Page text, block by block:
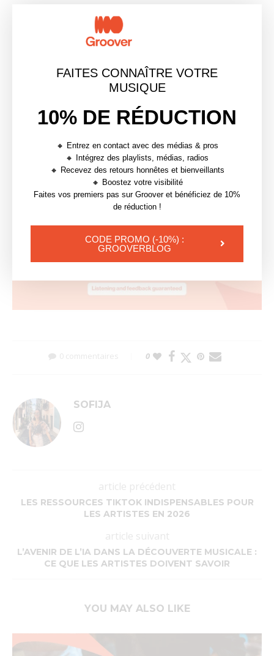
une passerelle majeure entre artistes et auditeurs.
Pour les artistes indépendants en particulier, cela
une couverture presse ne sert plus seulement à
gagner en crédibilité ou en exposition — il s’agit aussi
créer les données qui influencent la manière
recommandent votre musique. Et des plateformes
comme Groover offrent l’un des moyens les plus
directs de générer cette visibilité.
Alors, envoyez votre musique dès maintenant sur
Groover🚀
0 commentaires 0
SOFIJA
article précédent
LES RESSOURCES TIKTOK INDISPENSABLES POUR
LES ARTISTES EN 2026
article suivant
L’AVENIR DE L’IA DANS LA DÉCOUVERTE MUSICALE :
CE QUE LES ARTISTES DOIVENT SAVOIR
YOU MAY ALSO LIKE
FAITES CONNAÎTRE VOTRE
MUSIQUE
10% DE RÉDUCTION
🔸 Entrez en contact avec des médias & pros
🔸 Intégrez des playlists, médias, radios
🔸 Recevez des retours honnêtes et bienveillants
🔸 Boostez votre visibilité
Faites vos premiers pas sur Groover et bénéficiez de 10%
de réduction !
CODE PROMO (-10%) :
GROOVERBLOG